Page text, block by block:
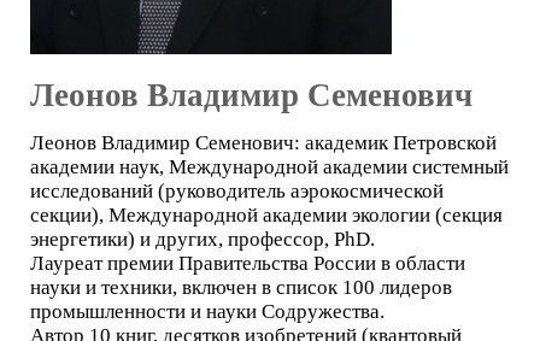
Леонов Владимир Семенович
Леонов Владимир Семенович: академик Петровской
академии наук, Международной академии системный
исследований (руководитель аэрокосмической
секции), Международной академии экологии (секция
энергетики) и других, профессор, PhD.
Лауреат премии Правительства России в области
науки и техники, включен в список 100 лидеров
промышленности и науки Содружества.
Автор 10 книг, десятков изобретений (квантовый